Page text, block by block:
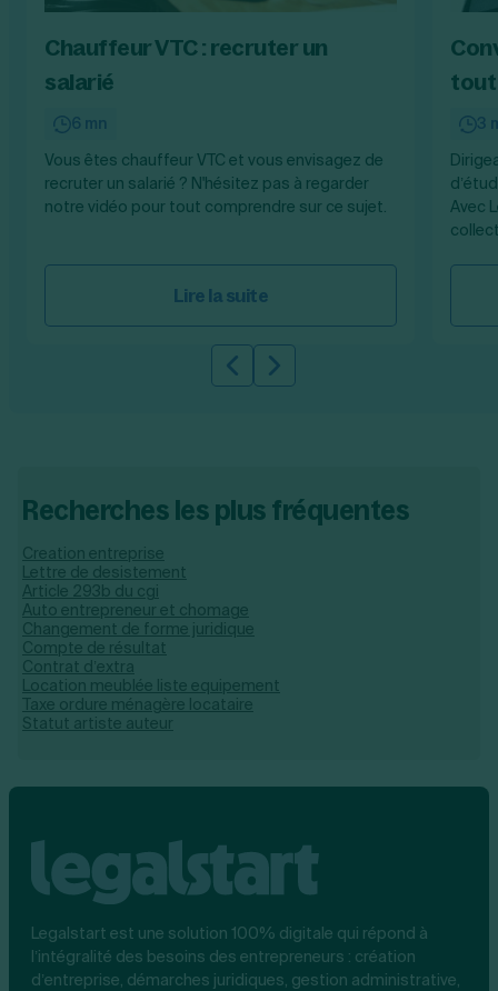
Chauffeur VTC : recruter un
salarié
6 mn
Vous êtes chauffeur VTC et vous envisagez de
recruter un salarié ? N'hésitez pas à regarder
notre vidéo pour tout comprendre sur ce sujet.
Lire la suite
tout
3
Avec
Slide précédente
Slide suivante
Recherches les plus fréquentes
Creation entreprise
Lettre de desistement
Article 293b du cgi
Auto entrepreneur et chomage
Changement de forme juridique
Compte de résultat
Contrat d’extra
Location meublée liste equipement
Taxe ordure ménagère locataire
Statut artiste auteur
Legalstart est une solution 100% digitale qui répond à
l’intégralité des besoins des entrepreneurs : création
d’entreprise, démarches juridiques, gestion administrative,